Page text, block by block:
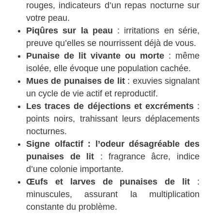
rouges, indicateurs d’un repas nocturne sur
votre peau.
Piqûres sur la peau : irritations en série,
preuve qu’elles se nourrissent déjà de vous.
Punaise de lit vivante ou morte: même
isolée, elle évoque une population cachée.
Mues de punaises de lit: exuvies signalant
un cycle de vie actif et reproductif.
Les traces de déjections et excréments:
points noirs, trahissant leurs déplacements
nocturnes.
Signe olfactif : l’odeur désagréable des
punaises de lit : fragrance âcre, indice
d’une colonie importante.
Œufs et larves de punaises de lit :
minuscules, assurant la multiplication
constante du problème.